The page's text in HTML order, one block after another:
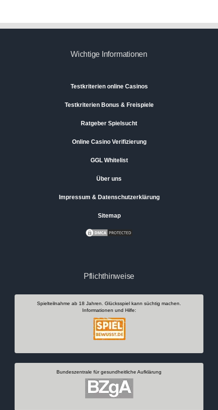
Wichtige Informationen
Testkriterien online Casinos
Testkriterien Bonus & Freispiele
Ratgeber Spielsucht
Online Casino Verifizierung
GGL Whitelist
Über uns
Impressum & Datenschutzerklärung
Sitemap
Pflichthinweise
Spielteilnahme ab 18 Jahren. Glücksspiel kann süchtig machen.
Informationen und Hilfe:
Bundeszentrale für gesundheitliche Aufklärung